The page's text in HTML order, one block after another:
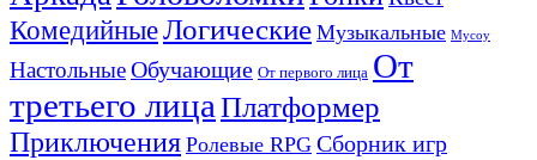
КомедийныеЛогические Музыкальные Мусоу
НастольныеОбучающие От первого лица От
третьего лица Платформер
Приключения Ролевые RPG Сборник игр